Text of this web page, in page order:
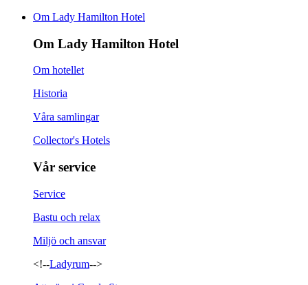
Om Lady Hamilton Hotel
Om Lady Hamilton Hotel
Om hotellet
Historia
Våra samlingar
Collector's Hotels
Vår service
Service
Bastu och relax
Miljö och ansvar
<!--Ladyrum-->